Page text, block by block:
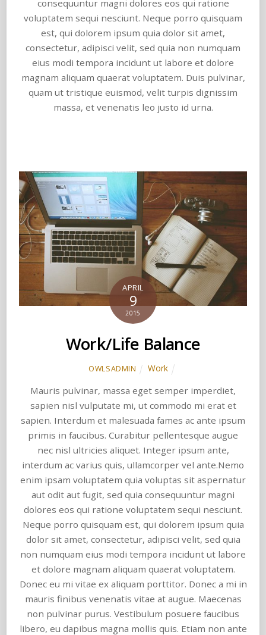
consequuntur magni dolores eos qui ratione
voluptatem sequi nesciunt. Neque porro quisquam
est, qui dolorem ipsum quia dolor sit amet,
consectetur, adipisci velit, sed quia non numquam
eius modi tempora incidunt ut labore et dolore
magnam aliquam quaerat voluptatem. Duis pulvinar,
quam ut tristique euismod, velit turpis dignissim
massa, et venenatis leo justo id urna.
APRIL
9
2015
Work/Life Balance
OWLSADMIN Work
Mauris pulvinar, massa eget semper imperdiet,
sapien nisl vulputate mi, ut commodo mi erat et
sapien. Interdum et malesuada fames ac ante ipsum
primis in faucibus. Curabitur pellentesque augue
nec nisl ultricies aliquet. Integer ipsum ante,
interdum ac varius quis, ullamcorper vel ante.Nemo
enim ipsam voluptatem quia voluptas sit aspernatur
aut odit aut fugit, sed quia consequuntur magni
dolores eos qui ratione voluptatem sequi nesciunt.
Neque porro quisquam est, qui dolorem ipsum quia
dolor sit amet, consectetur, adipisci velit, sed quia
non numquam eius modi tempora incidunt ut labore
et dolore magnam aliquam quaerat voluptatem.
Donec eu mi vitae ex aliquam porttitor. Donec a mi in
mauris finibus venenatis vitae at augue. Maecenas
non pulvinar purus. Vestibulum posuere faucibus
libero, eu dapibus magna mollis quis. Etiam non ante